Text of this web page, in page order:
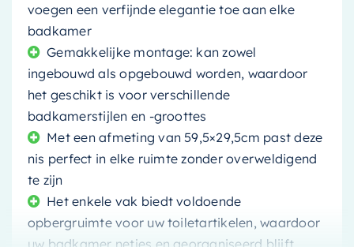
voegen een verfijnde elegantie toe aan elke
badkamer
Gemakkelijke montage: kan zowel
ingebouwd als opgebouwd worden, waardoor
het geschikt is voor verschillende
badkamerstijlen en -groottes
Met een afmeting van 59,5×29,5cm past deze
nis perfect in elke ruimte zonder overweldigend
te zijn
Het enkele vak biedt voldoende
opbergruimte voor uw toiletartikelen, waardoor
uw badkamer netjes en georganiseerd blijft